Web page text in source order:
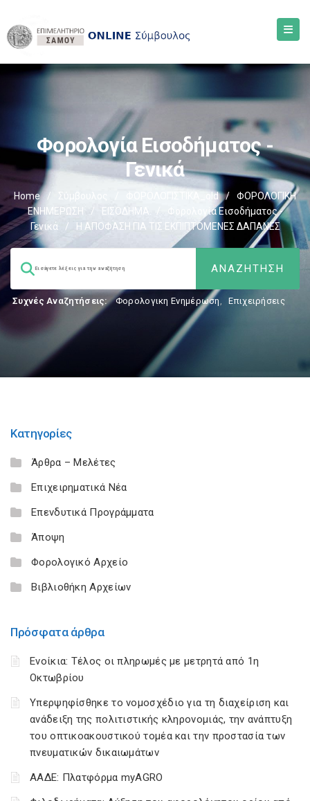
Φορολογία Εισοδήματος -
Γενικά
Home / Σύμβουλος ΦΟΡΟΛΟΓΙΣΤΙΚΑ_old /
ΦΟΡΟΛΟΓΙΚΗ
ΕΝΗΜΕΡΩΣΗ
/ ΕΙΣΟΔΗΜΑ /
Φορολογία Εισοδήματος -
Γενικά
/ Η ΑΠΟΦΑΣΗ ΓΙΑ ΤΙΣ ΕΚΠΙΠΤΟΜΕΝΕΣ ΔΑΠΑΝΕΣ
Συχνές Αναζητήσεις: Φορολογικη Ενημέρωση, Επιχειρήσεις
Κατηγορίες
Άρθρα – Μελέτες
Επιχειρηματικά Νέα
Επενδυτικά Προγράμματα
Άποψη
Φορολογικό Αρχείο
Βιβλιοθήκη Αρχείων
Πρόσφατα άρθρα
Ενοίκια: Τέλος οι πληρωμές με μετρητά από 1η
Οκτωβρίου
Υπερψηφίσθηκε το νομοσχέδιο για τη διαχείριση και
ανάδειξη της πολιτιστικής κληρονομιάς, την ανάπτυξη
του οπτικοακουστικού τομέα και την προστασία των
πνευματικών δικαιωμάτων
ΑΑΔΕ: Πλατφόρμα myAGRO